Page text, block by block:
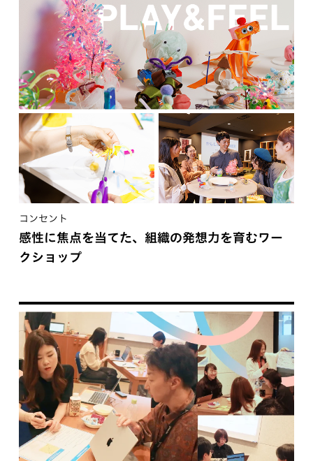
コンセント
感性に焦点を当てた、組織の発想力を育むワー
クショップ